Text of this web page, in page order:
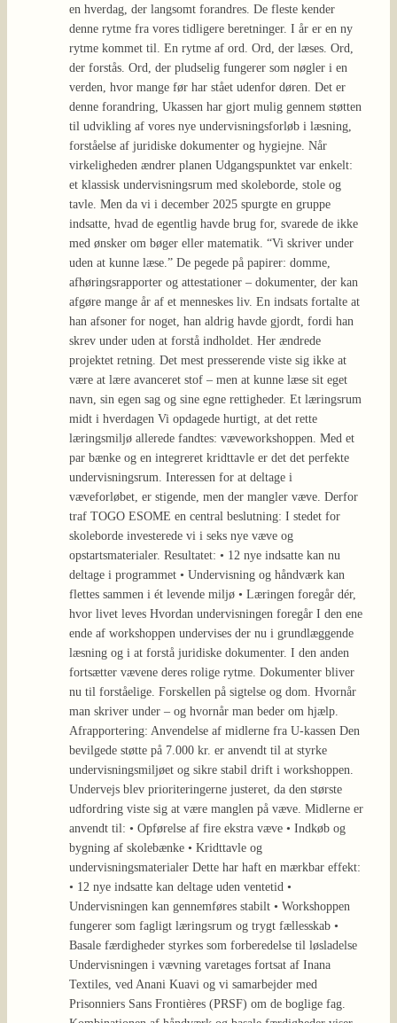
en hverdag, der langsomt forandres. De fleste kender
denne rytme fra vores tidligere beretninger. I år er en ny
rytme kommet til. En rytme af ord. Ord, der læses. Ord,
der forstås. Ord, der pludselig fungerer som nøgler i en
verden, hvor mange før har stået udenfor døren. Det er
denne forandring, Ukassen har gjort mulig gennem støtten
til udvikling af vores nye undervisningsforløb i læsning,
forståelse af juridiske dokumenter og hygiejne. Når
virkeligheden ændrer planen Udgangspunktet var enkelt:
et klassisk undervisningsrum med skoleborde, stole og
tavle. Men da vi i december 2025 spurgte en gruppe
indsatte, hvad de egentlig havde brug for, svarede de ikke
med ønsker om bøger eller matematik. “Vi skriver under
uden at kunne læse.” De pegede på papirer: domme,
afhøringsrapporter og attestationer – dokumenter, der kan
afgøre mange år af et menneskes liv. En indsats fortalte at
han afsoner for noget, han aldrig havde gjordt, fordi han
skrev under uden at forstå indholdet. Her ændrede
projektet retning. Det mest presserende viste sig ikke at
være at lære avanceret stof – men at kunne læse sit eget
navn, sin egen sag og sine egne rettigheder. Et læringsrum
midt i hverdagen Vi opdagede hurtigt, at det rette
læringsmiljø allerede fandtes: væveworkshoppen. Med et
par bænke og en integreret kridttavle er det det perfekte
undervisningsrum. Interessen for at deltage i
væveforløbet, er stigende, men der mangler væve. Derfor
traf TOGO ESOME en central beslutning: I stedet for
skoleborde investerede vi i seks nye væve og
opstartsmaterialer. Resultatet: • 12 nye indsatte kan nu
deltage i programmet • Undervisning og håndværk kan
flettes sammen i ét levende miljø • Læringen foregår dér,
hvor livet leves Hvordan undervisningen foregår I den ene
ende af workshoppen undervises der nu i grundlæggende
læsning og i at forstå juridiske dokumenter. I den anden
fortsætter vævene deres rolige rytme. Dokumenter bliver
nu til forståelige. Forskellen på sigtelse og dom. Hvornår
man skriver under – og hvornår man beder om hjælp.
Afrapportering: Anvendelse af midlerne fra U-kassen Den
bevilgede støtte på 7.000 kr. er anvendt til at styrke
undervisningsmiljøet og sikre stabil drift i workshoppen.
Undervejs blev prioriteringerne justeret, da den største
udfordring viste sig at være manglen på væve. Midlerne er
anvendt til: • Opførelse af fire ekstra væve • Indkøb og
bygning af skolebænke • Kridttavle og
undervisningsmaterialer Dette har haft en mærkbar effekt:
• 12 nye indsatte kan deltage uden ventetid •
Undervisningen kan gennemføres stabilt • Workshoppen
fungerer som fagligt læringsrum og trygt fællesskab •
Basale færdigheder styrkes som forberedelse til løsladelse
Undervisningen i vævning varetages fortsat af Inana
Textiles, ved Anani Kuavi og vi samarbejder med
Prisonniers Sans Frontières (PRSF) om de boglige fag.